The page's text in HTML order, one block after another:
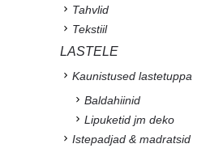
Tahvlid
Tekstiil
LASTELE
Kaunistused lastetuppa
Baldahiinid
Lipuketid jm deko
Istepadjad & madratsid